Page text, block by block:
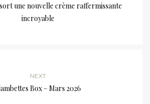
une nouvelle crème raffermissante
incroyable
NEXT
Box – Mars 2026